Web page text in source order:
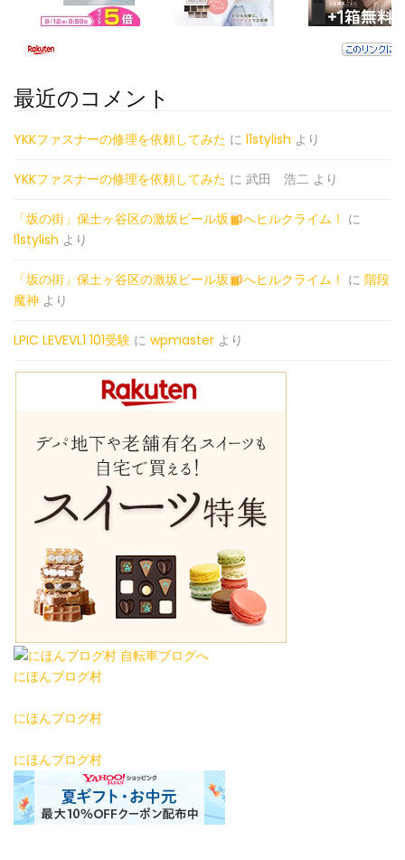
最近のコメント
YKKファスナーの修理を依頼してみた に l1stylish より
YKKファスナーの修理を依頼してみた に 武田 浩二 より
「坂の街」保土ヶ谷区の激坂ビール坂 へヒルクライム！ に
l1stylish より
「坂の街」保土ヶ谷区の激坂ビール坂 へヒルクライム！ に 階段
魔神 より
LPIC LEVEVL1 101受験 に wpmaster より
にほんブログ村
にほんブログ村
にほんブログ村